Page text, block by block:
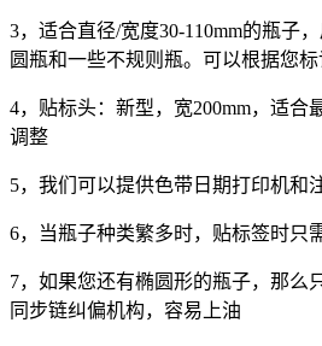
3，适合直径/宽度30-110mm的瓶子
圆瓶和一些不规则瓶。可以根据您标
4，贴标头：新型，宽200mm，适合
调整
5，我们可以提供色带日期打印机和
6，当瓶子种类繁多时，贴标签时只
7，如果您还有椭圆形的瓶子，那么
同步链纠偏机构，容易上油